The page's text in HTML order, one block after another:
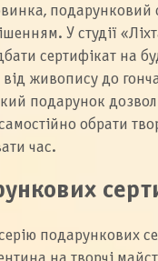
подарунковий
У студії
сертифікат на
живопису до
подарунок
обрати
час.
подарункових